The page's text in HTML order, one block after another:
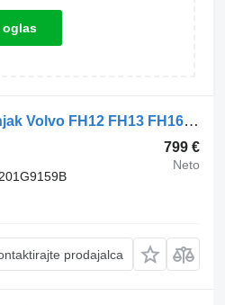
oglas
Zadnji most Volvo DSS35A RTS2370A MS15 20498870 za tovornjak Volvo FH12 FH13 FH16 FH4
799 €
Neto
prodajalca